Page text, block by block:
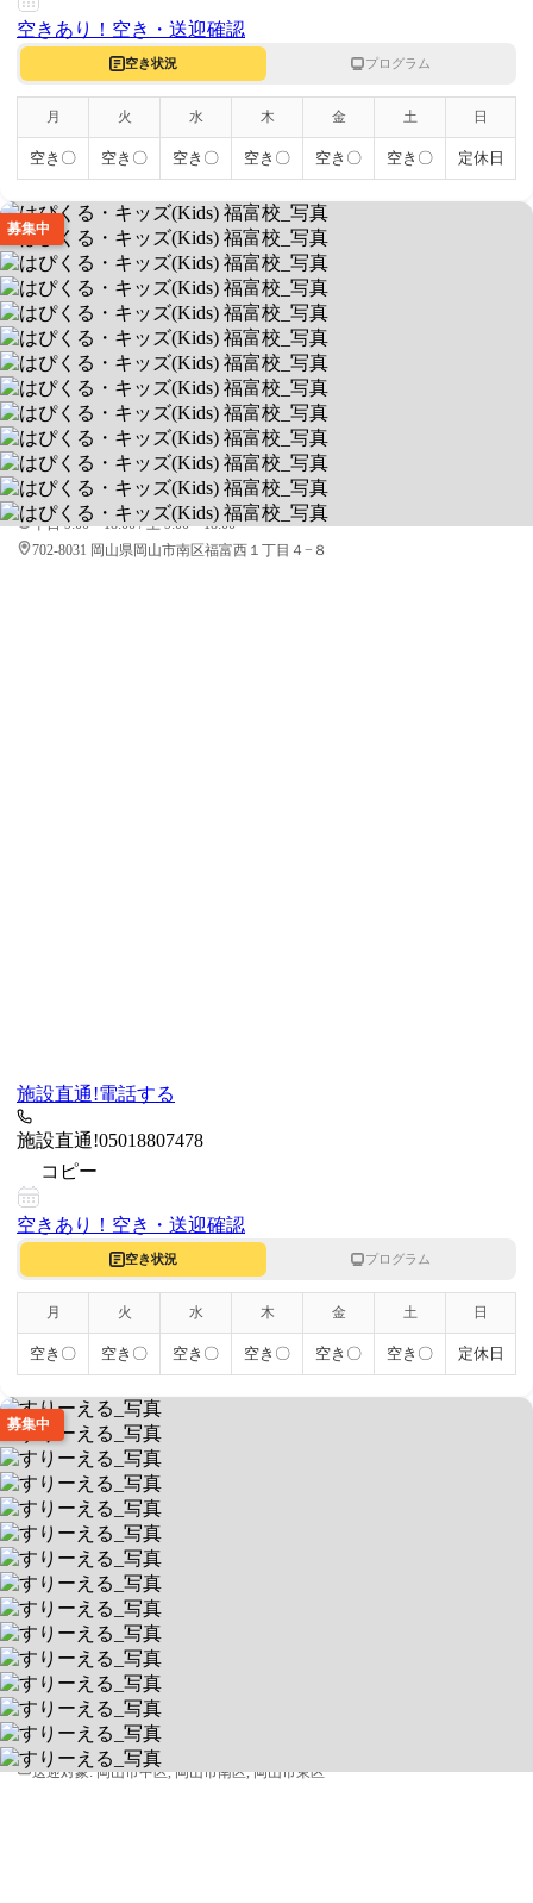
空きあり！ 空き・送迎確認
空き状況 プログラム
月 火 水 木 金 土 日
空き〇 空き〇 空き〇 空き〇 空き〇 空き〇 定休日
募集中
はぴくる・キッズ(Kids) 福富校
1回1～2時間の完全マンツーマン制
送迎あり 空きあり
平日 9:00～18:00 / 土 9:00～18:00
702-8031 岡山県岡山市南区福富西１丁目４−８
施設直通!電話する
施設直通!05018807478
コピー
空きあり！ 空き・送迎確認
空き状況 プログラム
月 火 水 木 金 土 日
空き〇 空き〇 空き〇 空き〇 空き〇 空き〇 定休日
募集中
すりーえる
理学療法士在籍＆身体を思い切り動かせる教室！
送迎あり 空きあり
平日 9:00 ～ 18:00 / 土
702-8006 岡山県岡山市中区藤崎646-16
送迎対象:岡山市中区, 岡山市南区, 岡山市東区